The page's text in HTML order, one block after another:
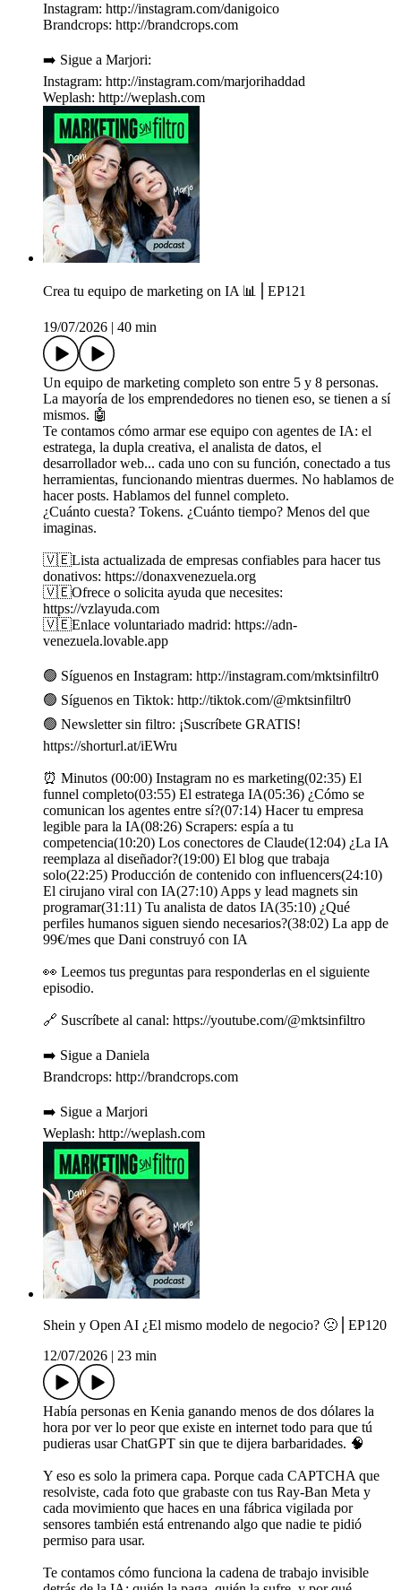
Instagram: http://instagram.com/danigoico
Brandcrops: http://brandcrops.com
➡️ Sigue a Marjori:
Instagram: http://instagram.com/marjorihaddad
Weplash: http://weplash.com
Crea tu equipo de marketing on IA 📊⎪EP121
19/07/2026 40 min
Un equipo de marketing completo son entre 5 y 8 personas.
La mayoría de los emprendedores no tienen eso, se tienen a sí
mismos. 🤖
Te contamos cómo armar ese equipo con agentes de IA: el
estratega, la dupla creativa, el analista de datos, el
desarrollador web... cada uno con su función, conectado a tus
herramientas, funcionando mientras duermes. No hablamos de
hacer posts. Hablamos del funnel completo.
¿Cuánto cuesta? Tokens. ¿Cuánto tiempo? Menos del que
imaginas.
🇻🇪Lista actualizada de empresas confiables para hacer tus
donativos: https://donaxvenezuela.org
🇻🇪Ofrece o solicita ayuda que necesites:
https://vzlayuda.com
🇻🇪Enlace voluntariado madrid: https://adn-
venezuela.lovable.app
🟢 Síguenos en Instagram: http://instagram.com/mktsinfiltr0
🟢 Síguenos en Tiktok: http://tiktok.com/@mktsinfiltr0
🟢 Newsletter sin filtro: ¡Suscríbete GRATIS!
https://shorturl.at/iEWru
⏰ Minutos (00:00) Instagram no es marketing(02:35) El
funnel completo(03:55) El estratega IA(05:36) ¿Cómo se
comunican los agentes entre sí?(07:14) Hacer tu empresa
legible para la IA(08:26) Scrapers: espía a tu
competencia(10:20) Los conectores de Claude(12:04) ¿La IA
reemplaza al diseñador?(19:00) El blog que trabaja
solo(22:25) Producción de contenido con influencers(24:10)
El cirujano viral con IA(27:10) Apps y lead magnets sin
programar(31:11) Tu analista de datos IA(35:10) ¿Qué
perfiles humanos siguen siendo necesarios?(38:02) La app de
99€/mes que Dani construyó con IA
👀 Leemos tus preguntas para responderlas en el siguiente
episodio.
🔗 Suscríbete al canal: https://youtube.com/@mktsinfiltro
➡️ Sigue a Daniela
Brandcrops: http://brandcrops.com
➡️ Sigue a Marjori
Weplash: http://weplash.com
Shein y Open AI ¿El mismo modelo de negocio? 🙁⎪EP120
12/07/2026
23 min
Había personas en Kenia ganando menos de dos dólares la
hora por ver lo peor que existe en internet todo para que tú
pudieras usar ChatGPT sin que te dijera barbaridades. 🧠
Y eso es solo la primera capa. Porque cada CAPTCHA que
resolviste, cada foto que grabaste con tus Ray-Ban Meta y
cada movimiento que haces en una fábrica vigilada por
sensores también está entrenando algo que nadie te pidió
permiso para usar.
Te contamos cómo funciona la cadena de trabajo invisible